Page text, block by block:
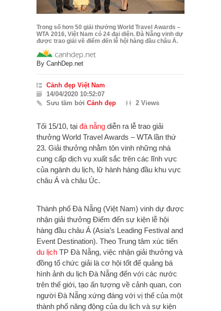
Trong số hơn 50 giải thưởng World Travel Awards –
WTA 2016, Việt Nam có 24 đại diện. Đà Nẵng vinh dự
được trao giải về điểm đến lễ hội hàng đầu châu Á.
By CanhDep.net
Cảnh đẹp Việt Nam
14/04/2020 10:52:07
Sưu tầm bởi Cảnh đẹp 2 Views
Tối 15/10, tại đà nẵng diễn ra lễ trao giải
thưởng World Travel Awards – WTA lần thứ
23. Giải thưởng nhằm tôn vinh những nhà
cung cấp dịch vụ xuất sắc trên các lĩnh vực
của ngành du lịch, lữ hành hàng đầu khu vực
châu Á và châu Úc.
Thành phố Đà Nẵng (Việt Nam) vinh dự được
nhận giải thưởng Điểm đến sự kiện lễ hội
hàng đầu châu Á (Asia’s Leading Festival and
Event Destination). Theo Trung tâm xúc tiến
du lịch TP Đà Nẵng, việc nhận giải thưởng và
đồng tổ chức giải là cơ hội tốt để quảng bá
hình ảnh du lịch Đà Nẵng đến với các nước
trên thế giới, tạo ấn tượng về cảnh quan, con
người Đà Nẵng xứng đáng với vị thế của một
thành phố năng động của du lịch và sự kiện